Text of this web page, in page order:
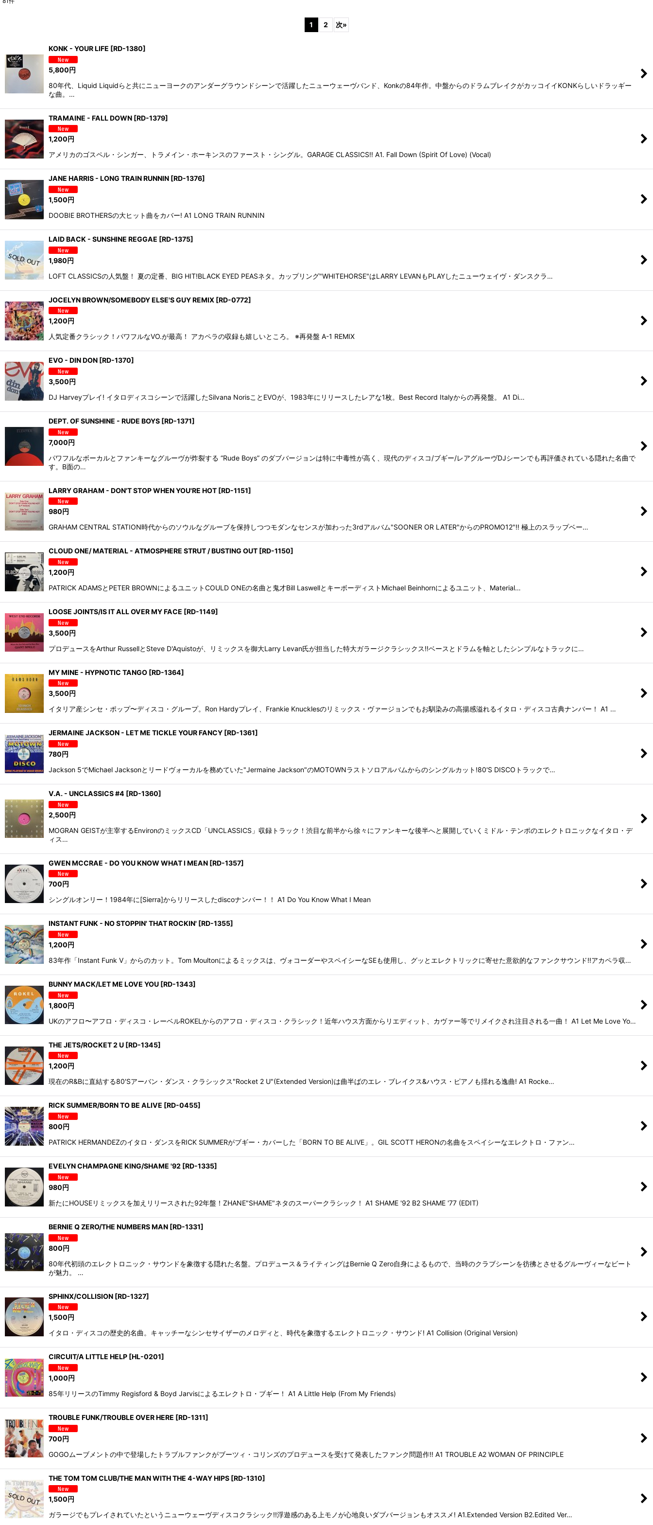
1 2 次»
KONK - YOUR LIFE [RD-1380]
5,800円
80年代、Liquid Liquidらと共にニューヨークのアンダーグラウンドシーンで活躍したニューウェーヴバンド、Konkの84年作。中盤からのドラムブレイクがカッコイイKONKらしいドラッギー
な曲。…
TRAMAINE - FALL DOWN [RD-1379]
1,200円
アメリカのゴスペル・シンガー、トラメイン・ホーキンスのファースト・シングル。GARAGE CLASSICS!! A1. Fall Down (Spirit Of Love) (Vocal)
JANE HARRIS - LONG TRAIN RUNNIN [RD-1376]
1,500円
DOOBIE BROTHERSの大ヒット曲をカバー! A1 LONG TRAIN RUNNIN
LAID BACK - SUNSHINE REGGAE [RD-1375]
1,980円
LOFT CLASSICSの人気盤！ 夏の定番、BIG HIT!BLACK EYED PEASネタ。カップリング"WHITEHORSE"はLARRY LEVANもPLAYしたニューウェイヴ・ダンスクラ…
JOCELYN BROWN/SOMEBODY ELSE'S GUY REMIX [RD-0772]
1,200円
人気定番クラシック！パワフルなVO.が最高！ アカペラの収録も嬉しいところ。 ※再発盤 A-1 REMIX
EVO - DIN DON [RD-1370]
3,500円
DJ Harveyプレイ! イタロディスコシーンで活躍したSilvana NorisことEVOが、1983年にリリースしたレアな1枚。Best Record Italyからの再発盤。 A1 Di…
DEPT. OF SUNSHINE - RUDE BOYS [RD-1371]
7,000円
パワフルなボーカルとファンキーなグルーヴが炸裂する “Rude Boys” のダブバージョンは特に中毒性が高く、現代のディスコ/ブギー/レアグルーヴDJシーンでも再評価されている隠れた名曲で
す。B面の…
LARRY GRAHAM - DON'T STOP WHEN YOU'RE HOT [RD-1151]
980円
GRAHAM CENTRAL STATION時代からのソウルなグルーブを保持しつつモダンなセンスが加わった3rdアルバム"SOONER OR LATER"からのPROMO12"!! 極上のスラップベー…
CLOUD ONE/ MATERIAL - ATMOSPHERE STRUT / BUSTING OUT [RD-1150]
1,200円
PATRICK ADAMSとPETER BROWNによるユニットCOULD ONEの名曲と鬼才Bill LaswellとキーボーディストMichael Beinhornによるユニット、Material…
LOOSE JOINTS/IS IT ALL OVER MY FACE [RD-1149]
3,500円
プロデュースをArthur RussellとSteve D'Aquistoが、リミックスを御大Larry Levan氏が担当した特大ガラージクラシックス!!ベースとドラムを軸としたシンプルなトラックに…
MY MINE - HYPNOTIC TANGO [RD-1364]
3,500 円
イタリア産シンセ・ポップ〜ディスコ・グループ。Ron Hardyプレイ、Frankie Knucklesのリミックス・ヴァージョンでもお馴染みの高揚感溢れるイタロ・ディスコ古典ナンバー！ A1 …
JERMAINE JACKSON - LET ME TICKLE YOUR FANCY [RD-1361]
780円
Jackson 5でMichael Jacksonとリードヴォーカルを務めていた"Jermaine Jackson"のMOTOWNラストソロアルバムからのシングルカット!80'S DISCOトラックで…
V.A. - UNCLASSICS #4 [RD-1360]
2,500円
MOGRAN GEISTが主宰するEnvironのミックスCD「UNCLASSICS」収録トラック！渋目な前半から徐々にファンキーな後半へと展開していくミドル・テンポのエレクトロニックなイタロ・デ
ィス…
GWEN MCCRAE - DO YOU KNOW WHAT I MEAN [RD-1357]
700 円
シングルオンリー！1984年に[Sierra]からリリースしたdiscoナンバー！！ A1 Do You Know What I Mean
INSTANT FUNK - NO STOPPIN' THAT ROCKIN' [RD-1355]
1,200円
83年作「Instant Funk V」からのカット。Tom Moultonによるミックスは、ヴォコーダーやスペイシーなSEも使用し、グッとエレクトリックに寄せた意欲的なファンクサウンド!!アカペラ収…
BUNNY MACK/LET ME LOVE YOU [RD-1343]
1,800円
UKのアフロ〜アフロ・ディスコ・レーベルROKELからのアフロ・ディスコ・クラシック！近年ハウス方面からリエディット、カヴァー等でリメイクされ注目される一曲！ A1 Let Me Love Yo…
THE JETS/ROCKET 2 U [RD-1345]
1,200 円
現在のR&Bに直結する80'Sアーバン・ダンス・クラシックス"Rocket 2 U"(Extended Version)は曲半ばのエレ・ブレイクス&ハウス・ピアノも揺れる逸曲! A1 Rocke…
RICK SUMMER/BORN TO BE ALIVE [RD-0455]
800円
PATRICK HERMANDEZのイタロ・ダンスをRICK SUMMERがブギー・カバーした「BORN TO BE ALIVE」。GIL SCOTT HERONの名曲をスペイシーなエレクトロ・ファン…
EVELYN CHAMPAGNE KING/SHAME '92 [RD-1335]
980円
新たにHOUSEリミックスを加えリリースされた92年盤！ZHANE"SHAME"ネタのスーパークラシック！ A1 SHAME '92 B2 SHAME '77 (EDIT)
BERNIE Q ZERO/THE NUMBERS MAN [RD-1331]
800円
80年代初頭のエレクトロニック・サウンドを象徴する隠れた名盤。プロデュース＆ライティングはBernie Q Zero自身によるもので、当時のクラブシーンを彷彿とさせるグルーヴィーなビート
が魅力。 …
SPHINX/COLLISION [RD-1327]
1,500円
イタロ・ディスコの歴史的名曲。キャッチーなシンセサイザーのメロディと、時代を象徴するエレクトロニック・サウンド! A1 Collision (Original Version)
CIRCUIT/A LITTLE HELP [HL-0201]
1,000円
85年リリースのTimmy Regisford & Boyd Jarvisによるエレクトロ・ブギー！ A1 A Little Help (From My Friends)
TROUBLE FUNK/TROUBLE OVER HERE [RD-1311]
700円
GOGOムーブメントの中で登場したトラブルファンクがブーツィ・コリンズのプロデュースを受けて発表したファンク問題作!! A1 TROUBLE A2 WOMAN OF PRINCIPLE
THE TOM TOM CLUB/THE MAN WITH THE 4-WAY HIPS [RD-1310]
1,500円
ガラージでもプレイされていたというニューウェーヴディスコクラシック!!浮遊感のある上モノが心地良いダブバージョンもオススメ! A1.Extended Version B2.Edited Ver…